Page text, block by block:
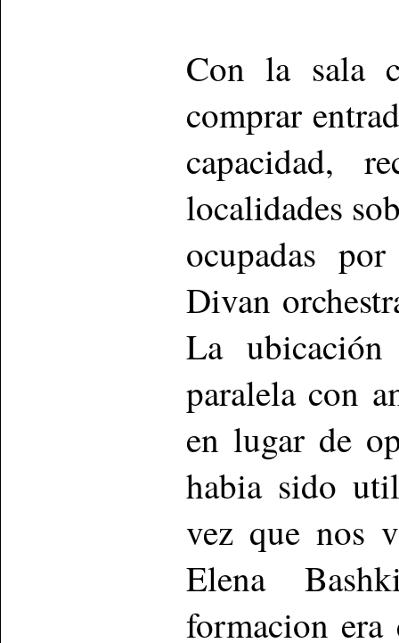
Con la sala
comprar
capacidad,
localidades
ocupadas
Divan
La
paralela con
en lugar de
habia sido
vez que nos
Elena
formacion era